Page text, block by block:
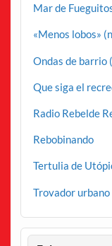
Mar de
«Menos lobos»
Ondas de barrio
Que siga el
Radio Rebelde
Rebobinando
Tertulia de
Trovador urbano